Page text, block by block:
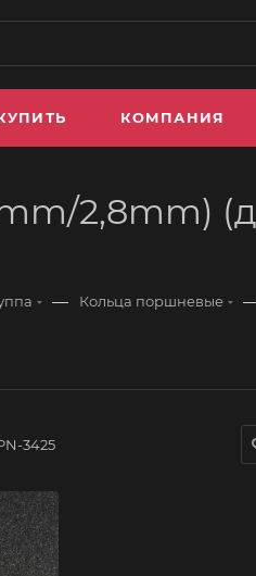
КОМПАНИЯ
2,8mm)
— Кольца поршневые
3425